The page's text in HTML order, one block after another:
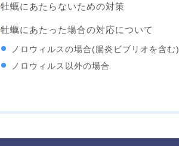
牡蠣にあたらないための対策
牡蠣にあたった場合の対応について
ノロウィルスの場合(腸炎ビブリオを含む)
ノロウィルス以外の場合